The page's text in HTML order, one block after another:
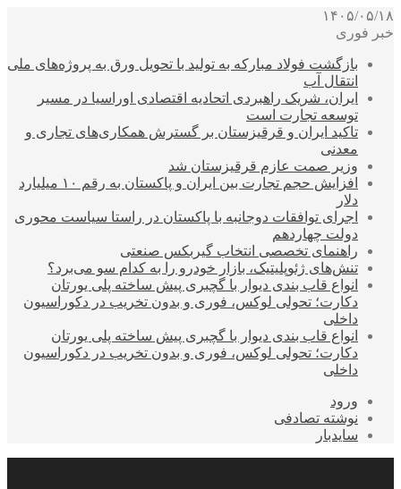
۱۴۰۵/۰۵/۱۸
خبر فوری
بازگشت فولاد مبارکه به تولید با تحویل ورق به پروژه‌های ملی
انتقال آب
ایران، شریک راهبردی اتحادیه اقتصادی اوراسیا در مسیر
توسعه تجارت است
تاکید ایران و قرقیزستان بر گسترش همکاری‌های تجاری و
معدنی
وزیر صمت عازم قرقیزستان شد
افزایش حجم تجارت بین ایران و پاکستان به رقم ۱۰ میلیارد
دلار
اجرای توافقات دوجانبه با پاکستان در راستا سیاست محوری
دولت چهاردهم
راهنمای تخصصی انتخاب گیربکس صنعتی
تنش‌های ژئوپلیتیک، بازار خودرو را به کدام سو می‌برد؟
انواع قاب بندی دیوار با گچبری پیش ساخته پلی یورتان
دکارت؛ تحولی لوکس، فوری و بدون تخریب در دکوراسیون
داخلی
انواع قاب بندی دیوار با گچبری پیش ساخته پلی یورتان
دکارت؛ تحولی لوکس، فوری و بدون تخریب در دکوراسیون
داخلی
ورود
نوشته تصادفی
سایدبار